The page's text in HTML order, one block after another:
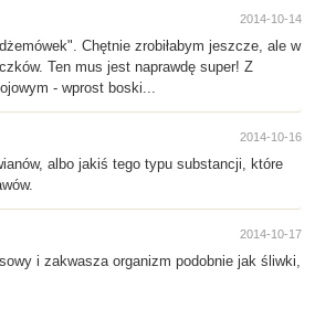
2014-10-14
Chętnie zrobiłabym jeszcze, ale w
Ten mus jest naprawdę super! Z
- wprost boski...
2014-10-16
albo jakiś tego typu substancji, które
2014-10-17
i zakwasza organizm podobnie jak śliwki,